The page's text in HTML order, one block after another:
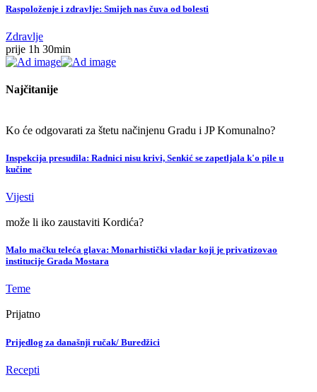
Raspoloženje i zdravlje: Smijeh nas čuva od bolesti
Zdravlje
prije 1h 30min
Najčitanije
Ko će odgovarati za štetu načinjenu Gradu i JP Komunalno?
Inspekcija presudila: Radnici nisu krivi, Senkić se zapetljala k'o pile u
kučine
Vijesti
može li iko zaustaviti Kordića?
Malo mačku teleća glava: Monarhistički vladar koji je privatizovao
institucije Grada Mostara
Teme
Prijatno
Prijedlog za današnji ručak/ Buredžici
Recepti